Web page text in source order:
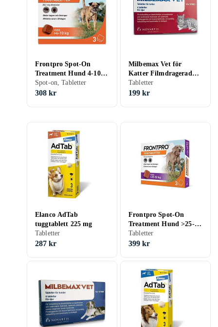
Frontpro Spot-On
Treatment Hund 4-10kg
3-Pack
Spot-on, Tabletter
308 kr
Milbemax Vet för
Katter Filmdragerad
Tablett 4st
Tabletter
199 kr
Elanco AdTab
tuggtablett 225 mg
Tabletter
287 kr
Frontpro Spot-On
Treatment Hund >25-
50kg 136mg
Tabletter
399 kr